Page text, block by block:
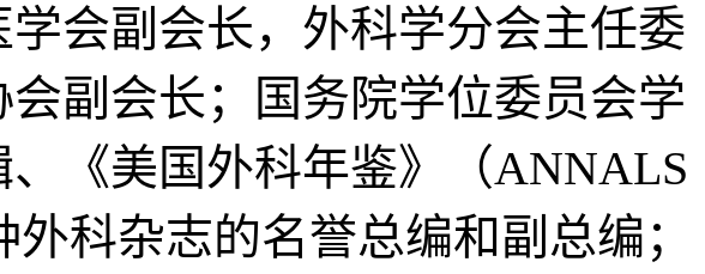
会副会长，外科学分会主任委
副会长；国务院学位委员会学
《美国外科年鉴》（ANNALS
科杂志的名誉总编和副总编；